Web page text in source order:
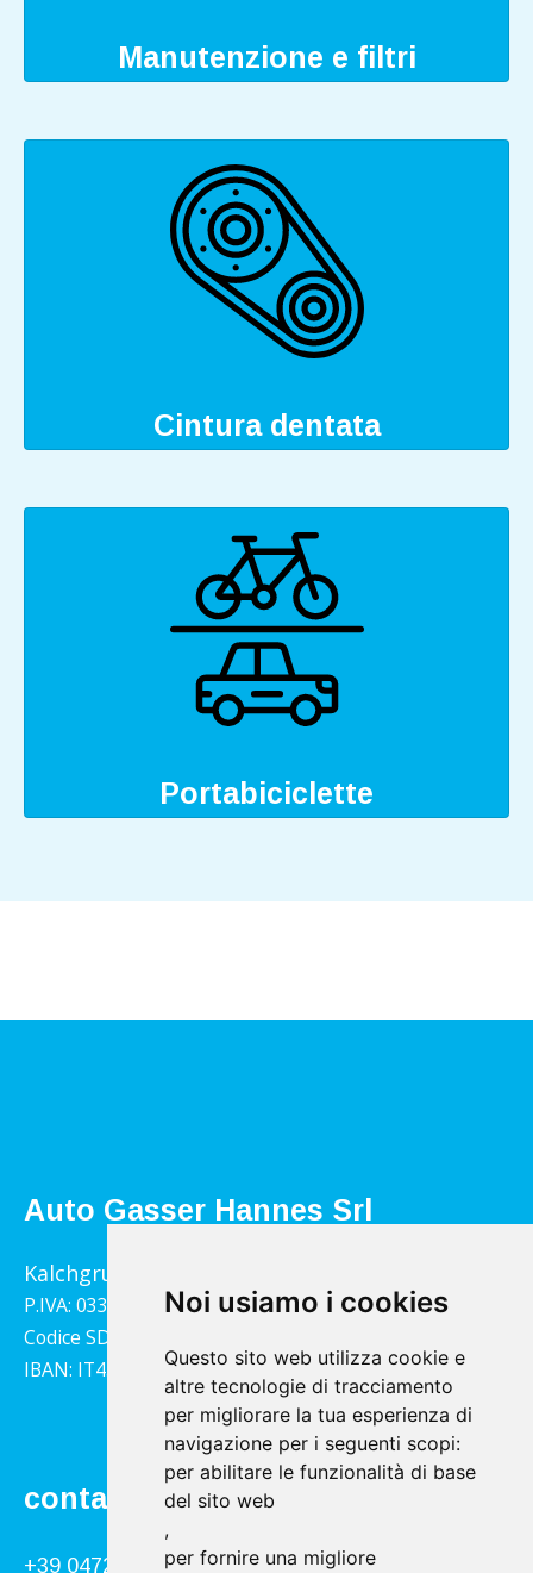
Noi usiamo i cookies
Questo sito web utilizza cookie e
altre tecnologie di tracciamento
per migliorare la tua esperienza di
navigazione per i seguenti scopi:
per abilitare le funzionalità di base
del sito web
,
per fornire una migliore
Manutenzione e filtri
Cintura dentata
Portabiciclette
Auto Gasser Hannes Srl
Kalchgrube 14, 39040 Villandro
P.IVA: 03322790217
Codice SDI: 1YY4LRX
IBAN: IT45B0811359140000302001543
contatto
+39 0472 866034